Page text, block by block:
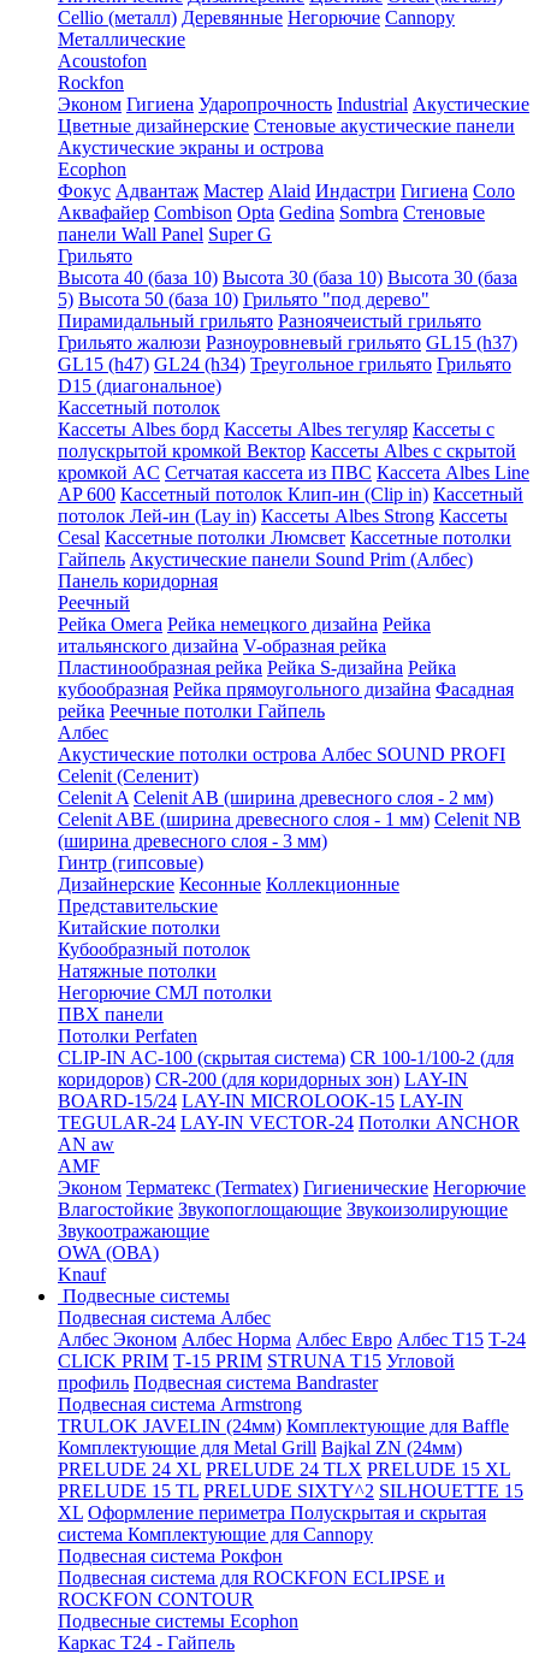
Cellio (металл) Деревянные Негорючие Cannopy
Металлические
Acoustofon
Rockfon
Эконом Гигиена Ударопрочность Industrial Акустические
Цветные дизайнерские Стеновые акустические панели
Акустические экраны и острова
Ecophon
Фокус Адвантаж Мастер Alaid Индастри Гигиена Соло
Аквафайер Combison Opta Gedina Sombra Стеновые
панели Wall Panel Super G
Грильято
Высота 40 (база 10) Высота 30 (база 10) Высота 30 (база
5) Высота 50 (база 10) Грильято "под дерево"
Пирамидальный грильято Разноячеистый грильято
Грильято жалюзи Разноуровневый грильято GL15 (h37)
GL15 (h47) GL24 (h34) Треугольное грильято Грильято
D15 (диагональное)
Кассетный потолок
Кассеты Albes борд Кассеты Albes тегуляр Кассеты с
полускрытой кромкой Вектор Кассеты Albes с скрытой
кромкой AC Сетчатая кассета из ПВС Кассета Albes Line
AP 600 Кассетный потолок Клип-ин (Clip in) Кассетный
потолок Лей-ин (Lay in) Кассеты Albes Strong Кассеты
Cesal Кассетные потолки Люмсвет Кассетные потолки
Гайпель Акустические панели Sound Prim (Албес)
Панель коридорная
Реечный
Рейка Омега Рейка немецкого дизайна Рейка
итальянского дизайна V-образная рейка
Пластинообразная рейка Рейка S-дизайна Рейка
кубообразная Рейка прямоугольного дизайна Фасадная
рейка Реечные потолки Гайпель
Албес
Акустические потолки острова Албес SOUND PROFI
Celenit (Селенит)
Celenit A Celenit AB (ширина древесного слоя - 2 мм)
Celenit ABE (ширина древесного слоя - 1 мм) Celenit NB
(ширина древесного слоя - 3 мм)
Гинтр (гипсовые)
Дизайнерские Кесонные Коллекционные
Представительские
Китайские потолки
Кубообразный потолок
Натяжные потолки
Негорючие СМЛ потолки
ПВХ панели
Потолки Perfaten
CLIP-IN AC-100 (скрытая система) CR 100-1/100-2 (для
коридоров) CR-200 (для коридорных зон) LAY-IN
BOARD-15/24 LAY-IN MICROLOOK-15 LAY-IN
TEGULAR-24 LAY-IN VECTOR-24 Потолки ANCHOR
AN aw
AMF
Эконом Терматекс (Termatex) Гигиенические Негорючие
Влагостойкие Звукопоглощающие Звукоизолирующие
Звукоотражающие
OWA (ОВА)
Knauf
Подвесные системы
Подвесная система Албес
Албес Эконом Албес Норма Албес Евро Албес T15 Т-24
CLICK PRIM Т-15 PRIM STRUNA Т15 Угловой
профиль Подвесная система Bandraster
Подвесная система Armstrong
TRULOK JAVELIN (24мм) Комплектующие для Baffle
Комплектующие для Metal Grill Bajkal ZN (24мм)
PRELUDE 24 XL PRELUDE 24 TLX PRELUDE 15 XL
PRELUDE 15 TL PRELUDE SIXTY^2 SILHOUETTE 15
XL Оформление периметра Полускрытая и скрытая
система Комплектующие для Cannopy
Подвесная система Рокфон
Подвесная система для ROCKFON ECLIPSE и
ROCKFON CONTOUR
Подвесные системы Ecophon
Каркас Т24 - Гайпель